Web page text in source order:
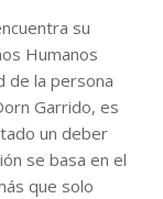
su
Humanos
de la persona
Garrido, es
un deber
se basa en el
que solo